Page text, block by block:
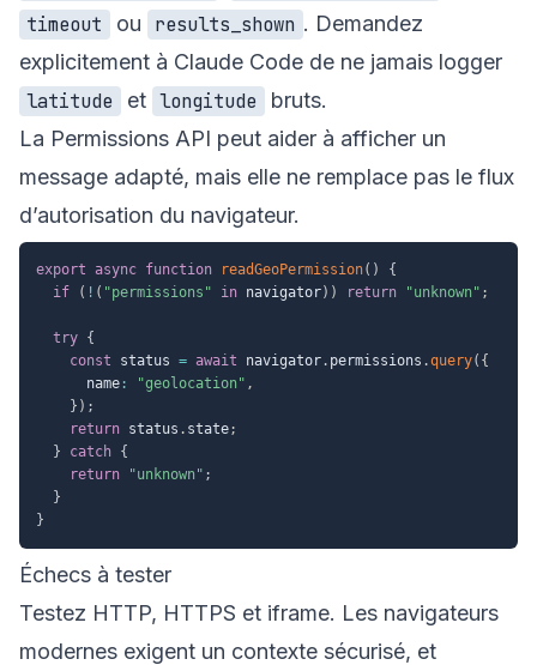
timeout
ou results_shown . Demandez
explicitement à Claude Code de ne jamais logger
latitude
et longitude
bruts.
La Permissions API peut aider à afficher un
message adapté, mais elle ne remplace pas le flux
d’autorisation du navigateur.
export async function readGeoPermission( )
{
if
( ! ( "permissions" in navigator) ) return "unknown" ;
try {
const status = await navigator. permissions .query( {
      name
: "geolocation" ,
} ) ;
return status . state;
}
catch {
return
"unknown" ;
}
}
Échecs à tester
Testez HTTP, HTTPS et iframe. Les navigateurs
modernes exigent un contexte sécurisé, et